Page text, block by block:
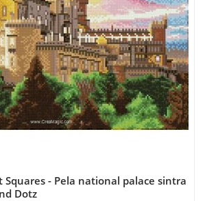
- Pela national palace sintra
Dotz